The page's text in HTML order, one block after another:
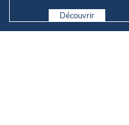
Découvrir